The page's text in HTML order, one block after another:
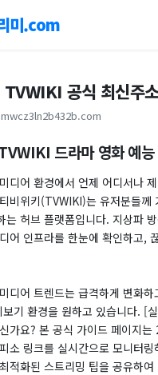
미.com
TVWIKI 공식 최신주
드라마 영화 예
디어 환경에서 언제 어디서나
비위키(TVWIKI)는 유저분들
는 허브 플랫폼입니다. 지상파
어 인프라를 한눈에 확인하고,
디어 트렌드는 급격하게 변화
기 환경을 원하고 있습니다. [
가요? 본 공식 가이드 페이지
소 링크를 실시간으로 모니터
적화된 스트리밍 팁을 공유하